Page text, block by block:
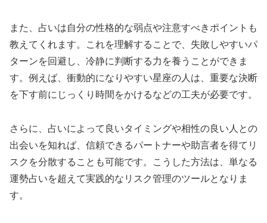
また、占いは自分の性格的な弱点や注意すべきポイントも
教えてくれます。これを理解することで、失敗しやすいパ
ターンを回避し、冷静に判断する力を養うことができま
す。例えば、衝動的になりやすい星座の人は、重要な決断
を下す前にじっくり時間をかけるなどの工夫が必要です。
さらに、占いによって良いタイミングや相性の良い人との
出会いを知れば、信頼できるパートナーや助言者を得てリ
スクを分散することも可能です。こうした方法は、単なる
運勢占いを超えて実践的なリスク管理のツールとなりま
す。